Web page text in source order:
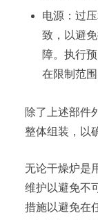
电源：过
致，以避
障。执行
在限制范围
除了上述部件
整体组装，以
无论干燥炉是
维护以避免不
措施以避免在